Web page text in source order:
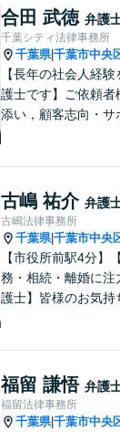
などお気軽にお問い
ださい【個人／企業
対応実績あり】
合田 武徳 弁護
千葉シティ法律事務所
千葉県|千葉市中央
【長年の社会人経
護士です】ご依頼者
添い，顧客志向・サ
応】ご相談者様の精
を軽減することも重
る弁護士です。【千
７分】
古嶋 祐介 弁護
古嶋法律事務所
千葉県|千葉市中央
【市役所前駅4分】
務・相続・離婚に注
護士】皆様のお気持
まいります。お困り
れば、お早めにご相
い。【オンライン相
福留 謙悟 弁護
福留法律事務所
千葉県|千葉市中央